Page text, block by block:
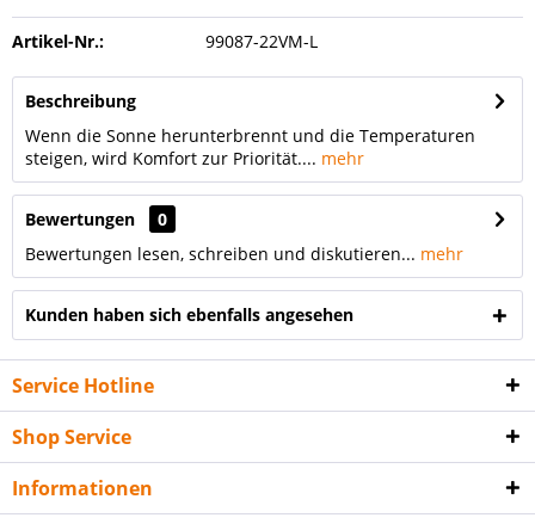
Artikel-Nr.: 99087-22VM-L
Beschreibung
Wenn die Sonne herunterbrennt und die Temperaturen
steigen, wird Komfort zur Priorität.... mehr
Bewertungen
0
Bewertungen lesen, schreiben und diskutieren... mehr
Kunden haben sich ebenfalls angesehen
Service Hotline
Shop Service
Informationen